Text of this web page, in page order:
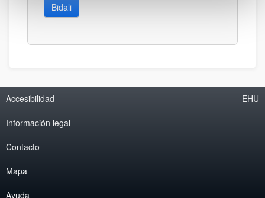
Bidali
Accesibilidad
Información legal
Contacto
Mapa
Ayuda
EHU